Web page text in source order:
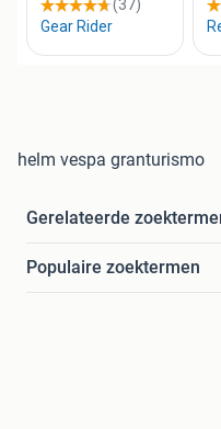
helm vespa granturismo
Gerelateerde
Populaire zoektermen